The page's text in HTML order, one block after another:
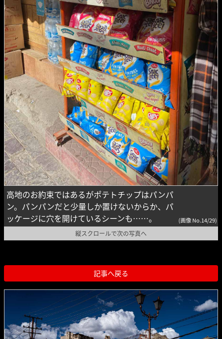
高地のお約束ではあるがポテトチップはパンパ
ン。パンパンだと少量しか置けないからか、パ
ッケージに穴を開けているシーンも……。
(画像 No.14/29)
縦スクロールで次の写真へ
記事へ戻る